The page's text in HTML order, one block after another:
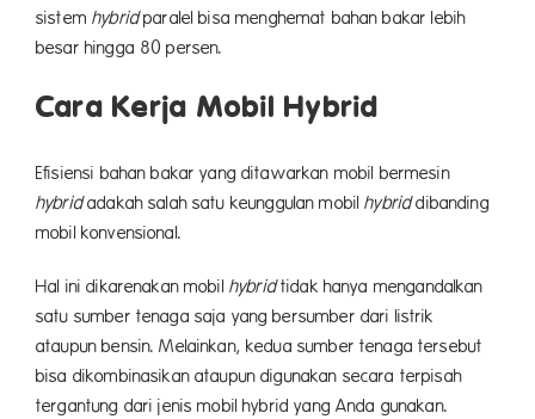
sistemhybridparalel bisa menghemat bahan bakar lebih
besar hingga 80 persen.
Cara Kerja Mobil Hybrid
Efisiensi bahan bakar yang ditawarkan mobil bermesin
hybridadakah salah satu keunggulan mobilhybriddibanding
mobil konvensional.
Hal ini dikarenakan mobil hybridtidak hanya mengandalkan
satu sumber tenaga saja yang bersumber dari listrik
ataupun bensin. Melainkan, kedua sumber tenaga tersebut
bisa dikombinasikan ataupun digunakan secara terpisah
tergantung dari jenis mobil hybrid yang Anda gunakan.